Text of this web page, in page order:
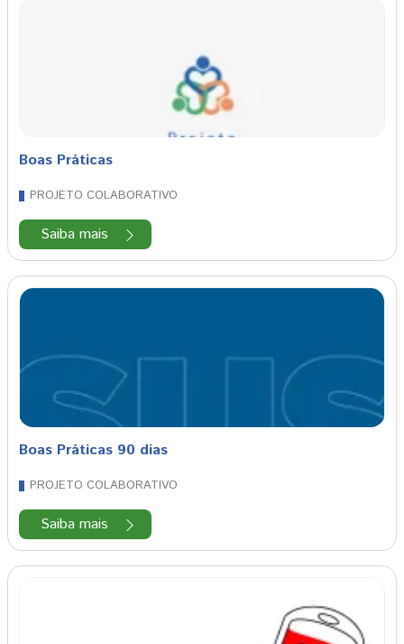
Boas Práticas
PROJETO COLABORATIVO
Saiba mais
Boas Práticas 90 dias
PROJETO COLABORATIVO
Saiba mais